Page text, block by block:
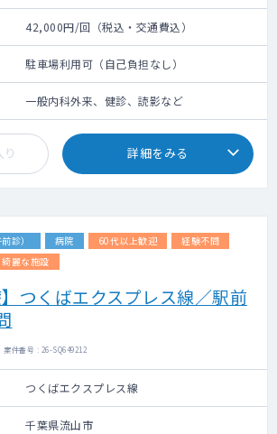
42,000円/回（税込・交通費込）
駐車場利用可（自己負担なし）
一般内科外来、健診、読影など
詳細をみる
診） 病院 60代以上歓迎
経験不問
綺麗な施設
】つくばエクスプレス線／駅前
件番号 : 26-SQ649212
つくばエクスプレス線
千葉県流山市